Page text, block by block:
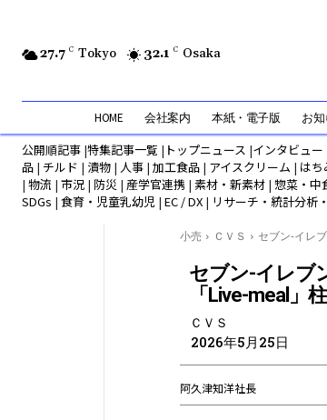
27.7 C Tokyo 32.1 C Osaka
HOME 会社案内 本紙・電子版 お
公開順記事 |特集記事一覧 | トップニュース |インタビュー
品 | チルド | 漬物 | 人事 | 加工食品 | アイスクリーム | はち
| 物流 | 市況 | 防災 | 産学官連携 | 素材・新素材 | 惣菜・中
SDGs | 食育・児童乳幼児 | EC / DX | リサーチ・統計分析
小売 ＣＶＳ セブン-イレ
セブン-イレブ
「Live-meal」
ＣＶＳ
2026年5月25日
阿久津知洋社長